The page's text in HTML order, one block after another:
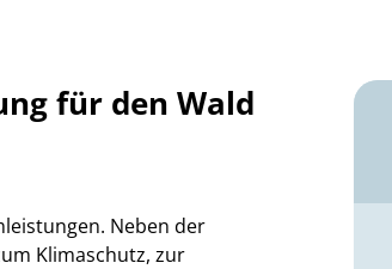
für den Wald
Neben der
Klimaschutz, zur